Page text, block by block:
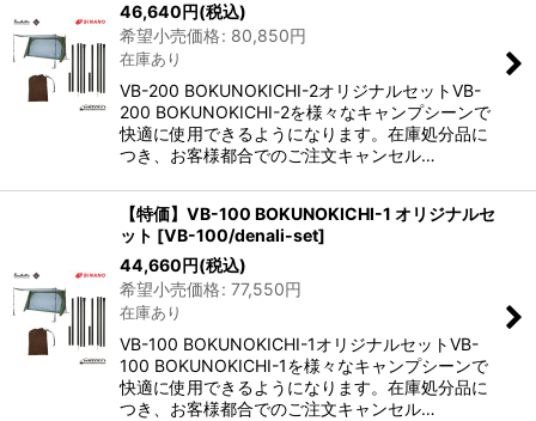
46,640円(税込)
希望小売価格: 80,850円
在庫あり
VB-200 BOKUNOKICHI-2オリジナルセットVB-
200 BOKUNOKICHI-2を様々なキャンプシーンで
快適に使用できるようになります。在庫処分品に
つき、お客様都合でのご注文キャンセル…
【特価】VB-100 BOKUNOKICHI-1 オリジナルセ
ット [VB-100/denali-set]
44,660円(税込)
希望小売価格: 77,550円
在庫あり
VB-100 BOKUNOKICHI-1オリジナルセットVB-
100 BOKUNOKICHI-1を様々なキャンプシーンで
快適に使用できるようになります。在庫処分品に
つき、お客様都合でのご注文キャンセル…